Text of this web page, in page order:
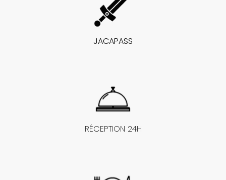
JACAPASS
RÉCEPTION 24H